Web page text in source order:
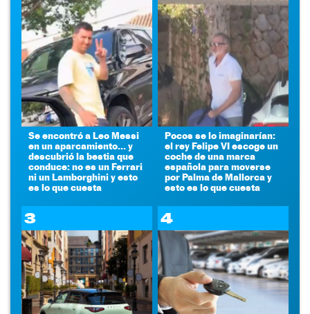
Se encontró a Leo Messi
en un aparcamiento... y
descubrió la bestia que
conduce: no es un Ferrari
ni un Lamborghini y esto
es lo que cuesta
Pocos se lo imaginarían:
el rey Felipe VI escoge un
coche de una marca
española para moverse
por Palma de Mallorca y
esto es lo que cuesta
3 4